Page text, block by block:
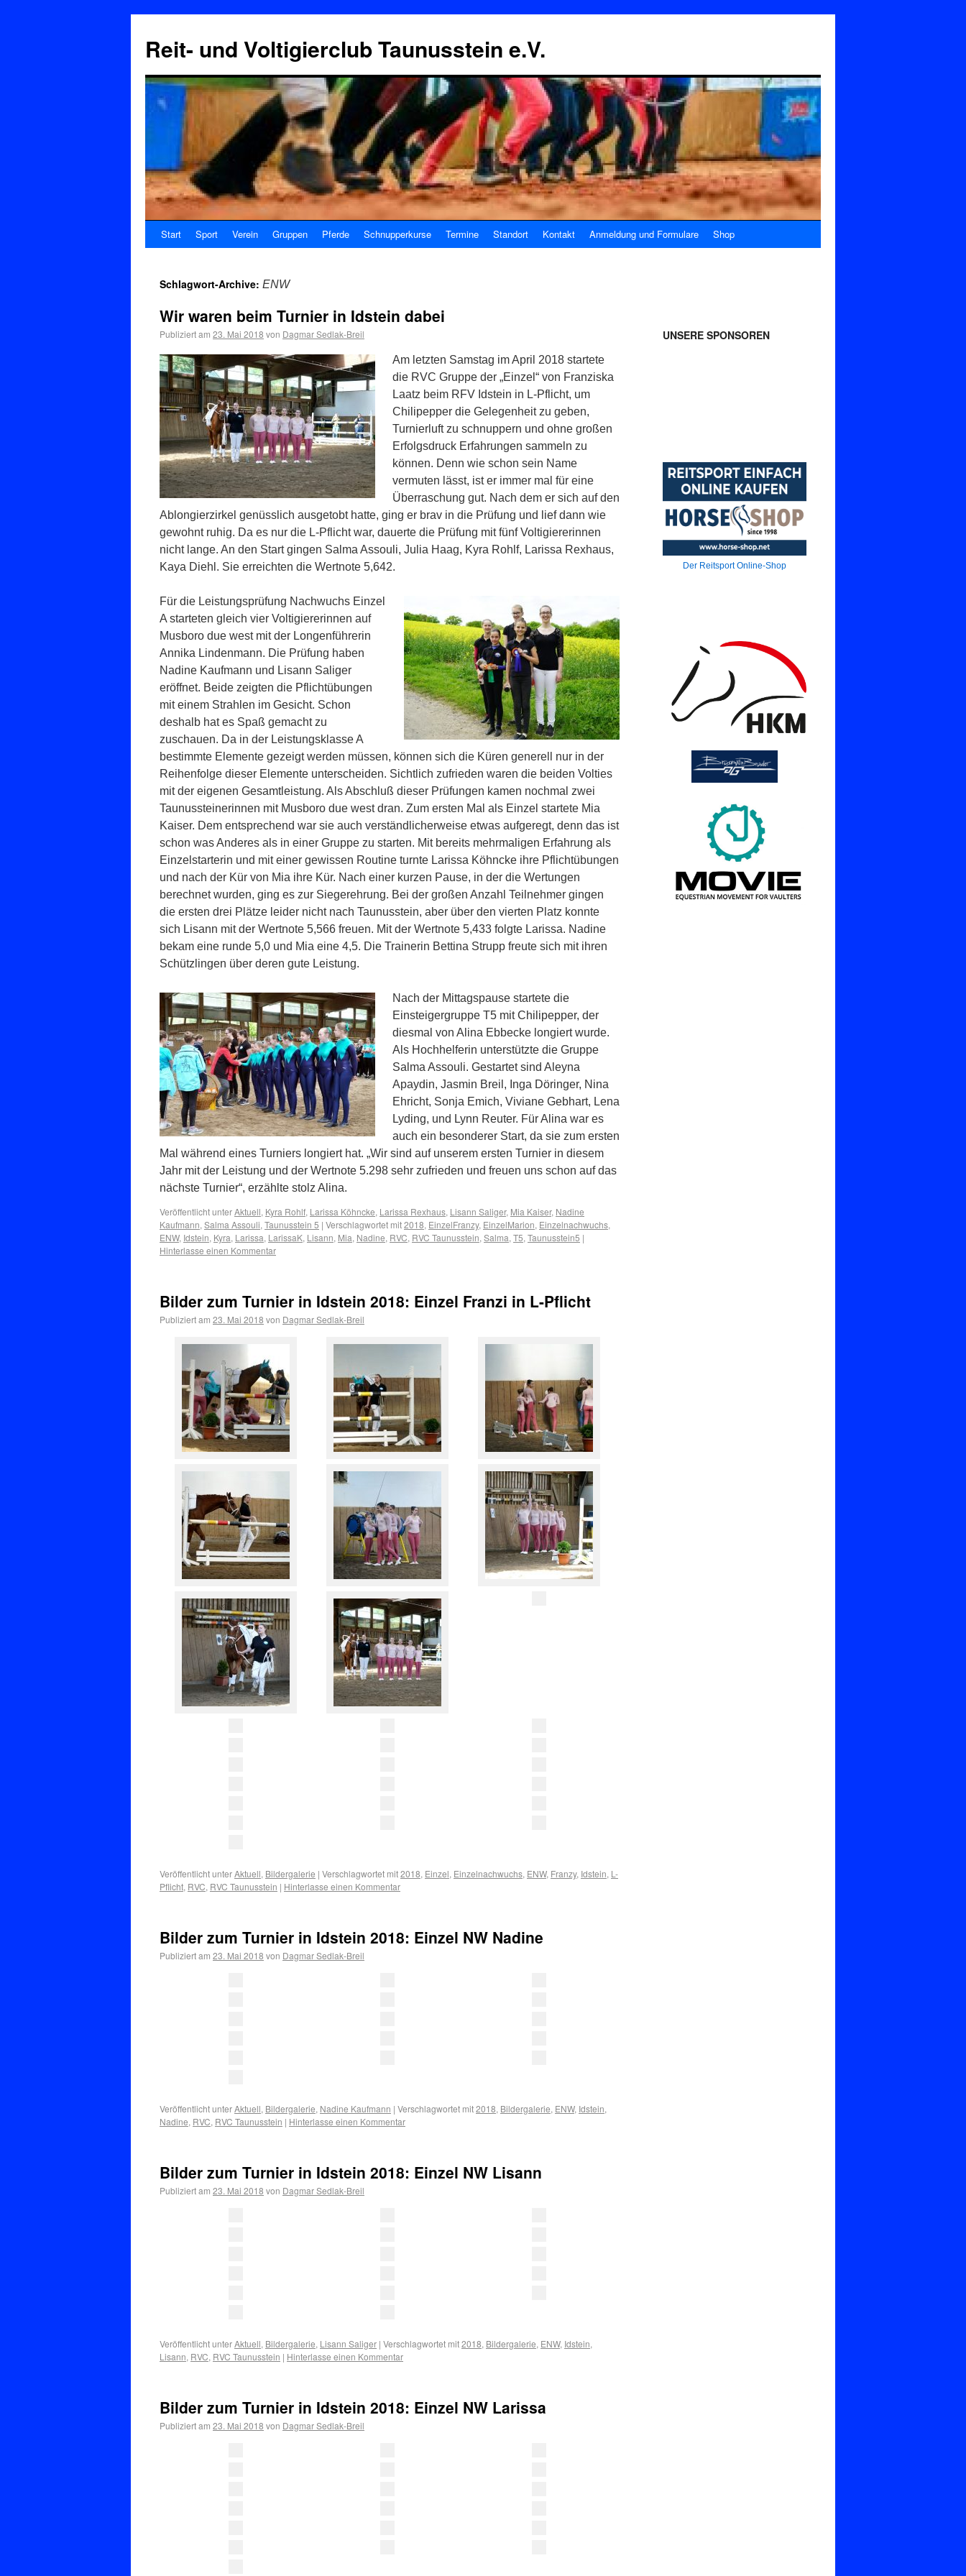
Reit- und Voltigierclub Taunusstein e.V.
Start Sport Verein Gruppen Pferde Schnupperkurse Termine Standort Kontakt Anmeldung und Formulare Shop
Schlagwort-Archive: ENW
Wir waren beim Turnier in Idstein dabei
Publiziert am 23. Mai 2018 von Dagmar Sedlak-Breil
Am letzten Samstag im April 2018 startete
die RVC Gruppe der „Einzel“ von Franziska
Laatz beim RFV Idstein in L-Pflicht, um
Chilipepper die Gelegenheit zu geben,
Turnierluft zu schnuppern und ohne großen
Erfolgsdruck Erfahrungen sammeln zu
können. Denn wie schon sein Name
vermuten lässt, ist er immer mal für eine
Überraschung gut. Nach dem er sich auf den
Ablongierzirkel genüsslich ausgetobt hatte, ging er brav in die Prüfung und lief dann wie
gewohnt ruhig. Da es nur die L-Pflicht war, dauerte die Prüfung mit fünf Voltigiererinnen
nicht lange. An den Start gingen Salma Assouli, Julia Haag, Kyra Rohlf, Larissa Rexhaus,
Kaya Diehl. Sie erreichten die Wertnote 5,642.
Für die Leistungsprüfung Nachwuchs Einzel
A starteten gleich vier Voltigiererinnen auf
Musboro due west mit der Longenführerin
Annika Lindenmann. Die Prüfung haben
Nadine Kaufmann und Lisann Saliger
eröffnet. Beide zeigten die Pflichtübungen
mit einem Strahlen im Gesicht. Schon
deshalb hat es Spaß gemacht zu
zuschauen. Da in der Leistungsklasse A
bestimmte Elemente gezeigt werden müssen, können sich die Küren generell nur in der
Reihenfolge dieser Elemente unterscheiden. Sichtlich zufrieden waren die beiden Volties
mit der eigenen Gesamtleistung. Als Abschluß dieser Prüfungen kamen nochmal zwei
Taunussteinerinnen mit Musboro due west dran. Zum ersten Mal als Einzel startete Mia
Kaiser. Dem entsprechend war sie auch verständlicherweise etwas aufgeregt, denn das ist
schon was Anderes als in einer Gruppe zu starten. Mit bereits mehrmaligen Erfahrung als
Einzelstarterin und mit einer gewissen Routine turnte Larissa Köhncke ihre Pflichtübungen
und nach der Kür von Mia ihre Kür. Nach einer kurzen Pause, in der die Wertungen
berechnet wurden, ging es zur Siegerehrung. Bei der großen Anzahl Teilnehmer gingen
die ersten drei Plätze leider nicht nach Taunusstein, aber über den vierten Platz konnte
sich Lisann mit der Wertnote 5,566 freuen. Mit der Wertnote 5,433 folgte Larissa. Nadine
bekam eine runde 5,0 und Mia eine 4,5. Die Trainerin Bettina Strupp freute sich mit ihren
Schützlingen über deren gute Leistung.
Nach der Mittagspause startete die
Einsteigergruppe T5 mit Chilipepper, der
diesmal von Alina Ebbecke longiert wurde.
Als Hochhelferin unterstützte die Gruppe
Salma Assouli. Gestartet sind Aleyna
Apaydin, Jasmin Breil, Inga Döringer, Nina
Ehricht, Sonja Emich, Viviane Gebhart, Lena
Lyding, und Lynn Reuter. Für Alina war es
auch ein besonderer Start, da sie zum ersten
Mal während eines Turniers longiert hat. „Wir sind auf unserem ersten Turnier in diesem
Jahr mit der Leistung und der Wertnote 5.298 sehr zufrieden und freuen uns schon auf das
nächste Turnier“, erzählte stolz Alina.
Veröffentlicht unterAktuell, Kyra Rohlf, Larissa Köhncke, Larissa Rexhaus, Lisann Saliger, Mia Kaiser, Nadine
Kaufmann, Salma Assouli, Taunusstein 5 | Verschlagwortet mit2018, EinzelFranzy, EinzelMarion, Einzelnachwuchs,
ENW, Idstein, Kyra, Larissa, LarissaK, Lisann, Mia, Nadine, RVC, RVC Taunusstein, Salma, T5, Taunusstein5 |
Hinterlasse einen Kommentar
Bilder zum Turnier in Idstein 2018: Einzel Franzi in L-Pflicht
Publiziert am 23. Mai 2018 von Dagmar Sedlak-Breil
Veröffentlicht unterAktuell, Bildergalerie | Verschlagwortet mit2018, Einzel, Einzelnachwuchs, ENW, Franzy, Idstein, L-
Pflicht, RVC, RVC Taunusstein | Hinterlasse einen Kommentar
Bilder zum Turnier in Idstein 2018: Einzel NW Nadine
Publiziert am 23. Mai 2018 von Dagmar Sedlak-Breil
Veröffentlicht unterAktuell, Bildergalerie, Nadine Kaufmann | Verschlagwortet mit2018, Bildergalerie, ENW, Idstein,
Nadine, RVC, RVC Taunusstein | Hinterlasse einen Kommentar
Bilder zum Turnier in Idstein 2018: Einzel NW Lisann
Publiziert am 23. Mai 2018 von Dagmar Sedlak-Breil
Veröffentlicht unterAktuell, Bildergalerie, Lisann Saliger | Verschlagwortet mit2018, Bildergalerie, ENW, Idstein,
Lisann, RVC, RVC Taunusstein | Hinterlasse einen Kommentar
Bilder zum Turnier in Idstein 2018: Einzel NW Larissa
Publiziert am 23. Mai 2018 von Dagmar Sedlak-Breil
UNSERE SPONSOREN
Der Reitsport Online-Shop